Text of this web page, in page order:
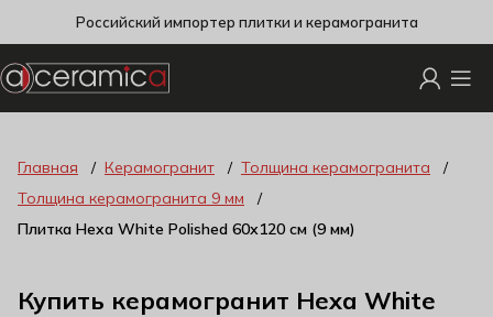
Российский импортер плитки и керамогранита
Главная Керамогранит
Толщина керамогранита
Толщина керамогранита 9 мм
Плитка Hexa White Polished 60х120 см (9 мм)
Купить керамогранит Hexa White